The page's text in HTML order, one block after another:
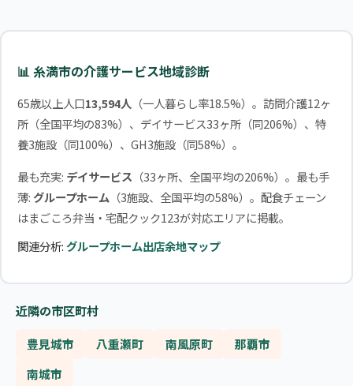
📊 糸満市の介護サービス地域診断
65歳以上人口13,594人（一人暮らし率18.5%）。訪問介護12ヶ
所（全国平均の83%）、デイサービス33ヶ所（同206%）、特
養3施設（同100%）、GH3施設（同58%）。
最も充実: デイサービス （33ヶ所、全国平均の206%）。最も手
薄:グループホーム （3施設、全国平均の58%）。配食チェーン
はまごころ弁当・宅配クック123が対応エリアに掲載。
関連分析:グループホーム出店余地マップ
近隣の市区町村
豊見城市 八重瀬町 南風原町
那覇市
南城市